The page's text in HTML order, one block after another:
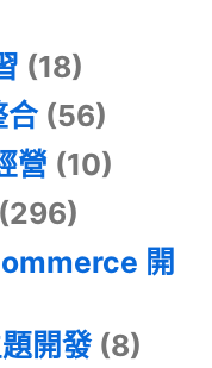
(18)
合(56)
營 (10)
(296)
開
開發(8)